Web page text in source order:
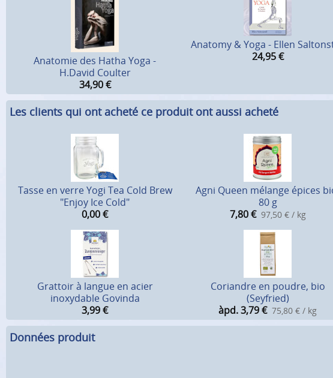
Anatomie des Hatha Yoga -
H.David Coulter
34,90 €
Anatomy & Yoga - Ellen
24,95 €
Les clients qui ont acheté ce produit ont aussi acheté
Tasse en verre Yogi Tea Cold Brew
"Enjoy Ice Cold"
0,00€
Agni Queen mélange épices
80 g
7,80 € 97,50 € / kg
Grattoir à langue en acier
inoxydable Govinda
3,99€
Coriandre en poudre, bio
(Seyfried)
àpd. 3,79€ 75,80 € / kg
Données produit